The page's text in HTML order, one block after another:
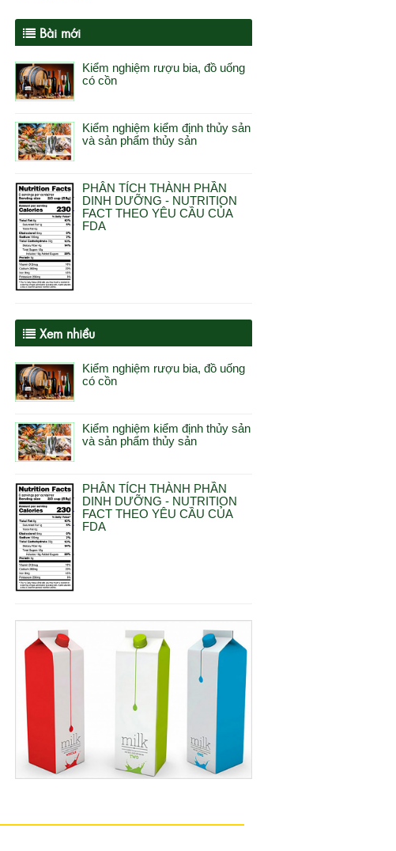
Bài mới
Kiểm nghiệm rượu bia, đồ uống
có cồn
Kiểm nghiệm kiểm định thủy sản
và sản phẩm thủy sản
PHÂN TÍCH THÀNH PHẦN
DINH DƯỠNG - NUTRITION
FACT THEO YÊU CẦU CỦA
FDA
Xem nhiều
Kiểm nghiệm rượu bia, đồ uống
có cồn
Kiểm nghiệm kiểm định thủy sản
và sản phẩm thủy sản
PHÂN TÍCH THÀNH PHẦN
DINH DƯỠNG - NUTRITION
FACT THEO YÊU CẦU CỦA
FDA